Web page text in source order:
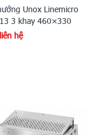
Unox Linemicro
3 khay 460×330
hệ